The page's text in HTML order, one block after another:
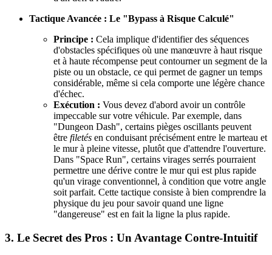
Tactique Avancée : Le "Bypass à Risque Calculé"
Principe : Cela implique d'identifier des séquences
d'obstacles spécifiques où une manœuvre à haut risque
et à haute récompense peut contourner un segment de la
piste ou un obstacle, ce qui permet de gagner un temps
considérable, même si cela comporte une légère chance
d'échec.
Exécution : Vous devez d'abord avoir un contrôle
impeccable sur votre véhicule. Par exemple, dans
"Dungeon Dash", certains pièges oscillants peuvent
être filetés en conduisant précisément entre le marteau et
le mur à pleine vitesse, plutôt que d'attendre l'ouverture.
Dans "Space Run", certains virages serrés pourraient
permettre une dérive contre le mur qui est plus rapide
qu'un virage conventionnel, à condition que votre angle
soit parfait. Cette tactique consiste à bien comprendre la
physique du jeu pour savoir quand une ligne
"dangereuse" est en fait la ligne la plus rapide.
3. Le Secret des Pros : Un Avantage Contre-Intuitif